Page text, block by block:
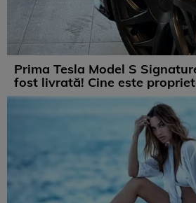
Prima Tesla Model S
fost livrată! Cine este